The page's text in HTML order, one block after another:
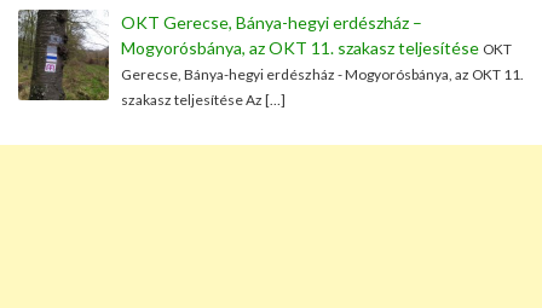
OKT Gerecse, Bánya-hegyi erdészház –
Mogyorósbánya, az OKT 11. szakasz teljesítése OKT
Gerecse, Bánya-hegyi erdészház - Mogyorósbánya, az OKT 11.
szakasz teljesítése Az […]